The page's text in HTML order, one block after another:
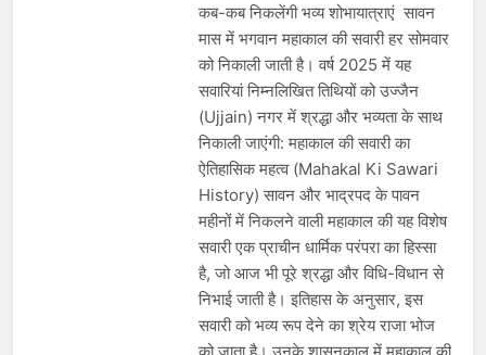
कब-कब निकलेंगी भव्य शोभायात्राएं सावन
मास में भगवान महाकाल की सवारी हर सोमवार
को निकाली जाती है। वर्ष 2025 में यह
सवारियां निम्नलिखित तिथियों को उज्जैन
(Ujjain) नगर में श्रद्धा और भव्यता के साथ
निकाली जाएंगी: महाकाल की सवारी का
ऐतिहासिक महत्व (Mahakal Ki Sawari
History) सावन और भाद्रपद के पावन
महीनों में निकलने वाली महाकाल की यह विशेष
सवारी एक प्राचीन धार्मिक परंपरा का हिस्सा
है, जो आज भी पूरे श्रद्धा और विधि-विधान से
निभाई जाती है। इतिहास के अनुसार, इस
सवारी को भव्य रूप देने का श्रेय राजा भोज